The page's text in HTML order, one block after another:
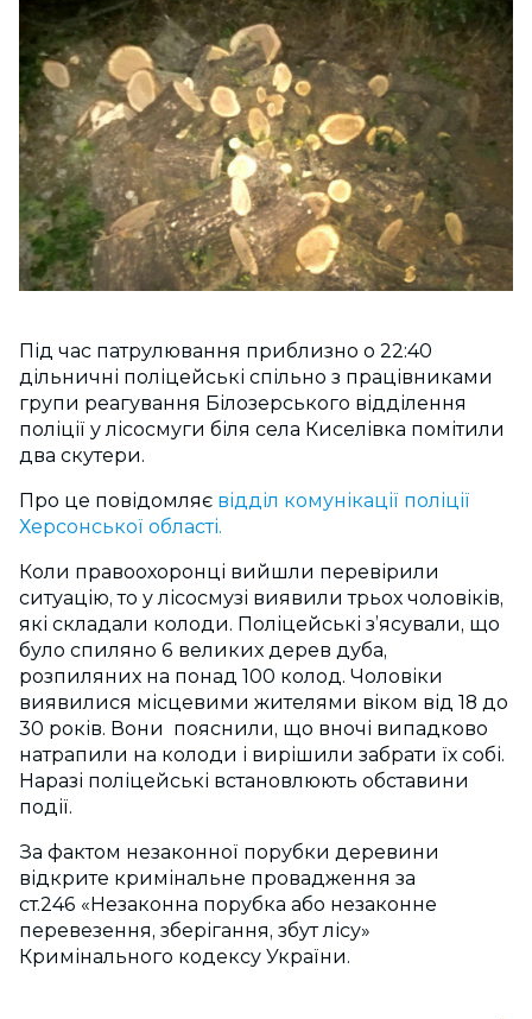
Під час патрулювання приблизно о 22:40
дільничні поліцейські спільно з працівниками
групи реагування Білозерського відділення
поліції у лісосмуги біля села Киселівка помітили
два скутери.
Про це повідомляє відділ комунікації поліції
Херсонської області.
Коли правоохоронці вийшли перевірили
ситуацію, то у лісосмузі виявили трьох чоловіків,
які складали колоди. Поліцейські з’ясували, що
було спиляно 6 великих дерев дуба,
розпиляних на понад 100 колод. Чоловіки
виявилися місцевими жителями віком від 18 до
30 років. Вони пояснили, що вночі випадково
натрапили на колоди і вирішили забрати їх собі.
Наразі поліцейські встановлюють обставини
події.
За фактом незаконної порубки деревини
відкрите кримінальне провадження за
ст.246 «Незаконна порубка або незаконне
перевезення, зберігання, збут лісу»
Кримінального кодексу України.